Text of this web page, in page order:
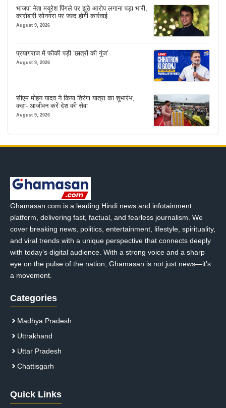
भाजपा नेता मयूरेश पिंगले पर झूठे आरोप लगाना पड़ा भारी,
कारोबारी सोनगरा पर जल्द होगी कार्रवाई
August 9, 2026
प्रयागराज में फीकी पड़ी ‘छात्रों की गूंज’
August 9, 2026
सीएम मोहन यादव ने किया तिरंगा यात्रा का शुभारंभ,
कहा- आजीवन करें देश की सेवा
August 9, 2026
Ghamasan.com is a leading Hindi news and infotainment
platform, delivering fast, factual, and fearless journalism. We
cover breaking news, politics, entertainment, lifestyle, spirituality,
and viral trends with a unique perspective that connects deeply
with today’s digital audience. With a strong voice and a sharp
eye on the pulse of the nation, Ghamasan is not just news—it’s
a movement.
Categories
Madhya Pradesh
Uttrakhand
Uttar Pradesh
Chattisgarh
Quick Links